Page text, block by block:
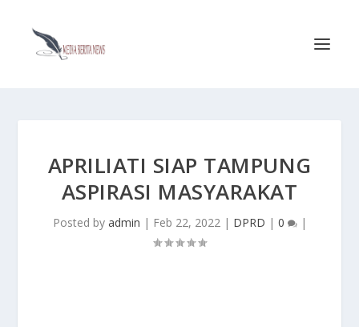
APRILIATI SIAP TAMPUNG
ASPIRASI MASYARAKAT
Posted by admin | Feb 22, 2022| DPRD | 0 |